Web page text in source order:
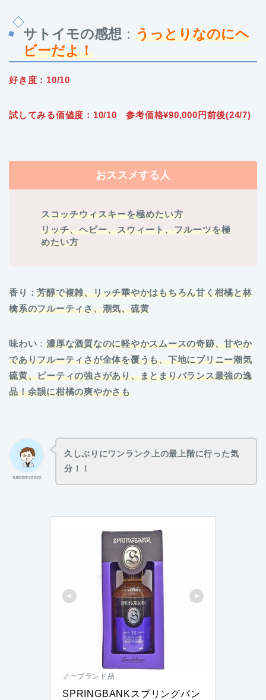
サトイモの感想 ： うっとりなのにヘ
ビーだよ！
好き度：10/10
試してみる価値度：10/10 参考価格¥90,000円前後(24/7)
おススメする人
スコッチウィスキーを極めたい方
リッチ、ヘビー、スウィート、フルーツを極
めたい方
香り：芳醇で複雑、リッチ華やかはもちろん甘く柑橘と林
檎系のフルーティさ、潮気、硫黄
味わい ：濃厚な酒質なのに軽やかスムースの奇跡、甘やか
でありフルーティさが全体を覆うも、下地にブリニー潮気
硫黄、ピーティの強さがあり、まとまりバランス最強の逸
品！余韻に柑橘の爽やかさも
satoimotaro
久しぶりにワンランク上の最上階に行った気
分！！
ノーブランド品
SPRINGBANKスプリングバン